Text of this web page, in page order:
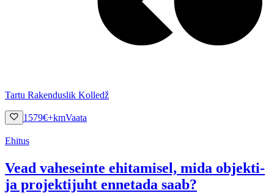
Tartu Rakenduslik Kolledž
1579€+kmVaata
Ehitus
Vead vaheseinte ehitamisel, mida objekti-
ja projektijuht ennetada saab?